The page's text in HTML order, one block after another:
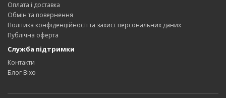
Оплата і доставка
Обмін та повернення
Політика конфіденційності та захист персональних даних
Публічна оферта
Служба підтримки
Контакти
Блог Bixo